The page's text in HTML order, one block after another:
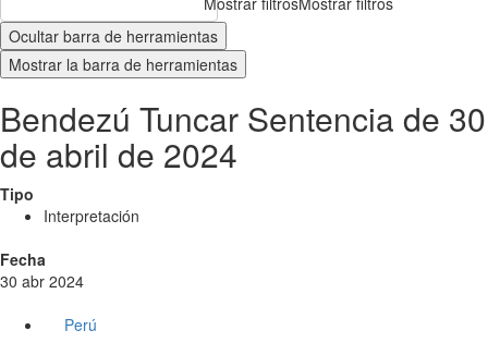
Ocultar barra de herramientas
Mostrar la barra de herramientas
Bendezú Tuncar Sentencia de 30
de abril de 2024
Tipo
Interpretación
Fecha
30 abr 2024
Perú